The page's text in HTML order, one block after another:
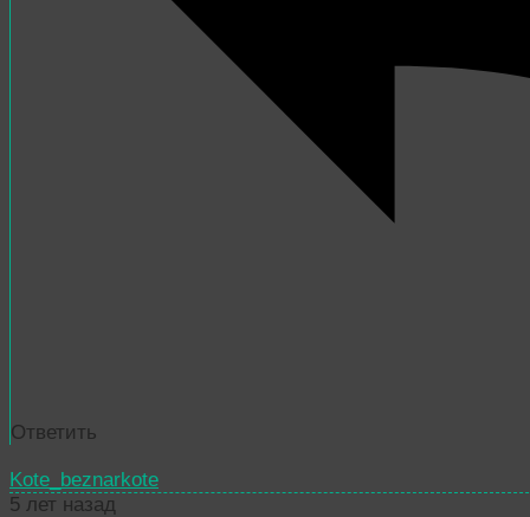
Ответить
Kote_beznarkote
5 лет назад